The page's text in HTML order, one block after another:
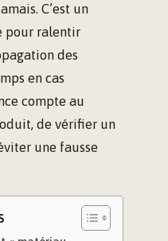
C’est un
pour ralentir
des
en cas
compte au
de vérifier un
une fausse